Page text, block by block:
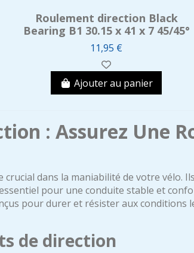
Roulement direction Black
Bearing B1 30.15 x 41 x 7 45/45°
11,95 €
Ajouter au panier
: Assurez Une
dans la maniabilité de votre vélo.
pour une conduite stable et
pour durer et résister aux conditions
de direction